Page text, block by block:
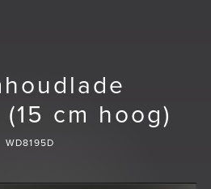
cm hoog)
WD8195D